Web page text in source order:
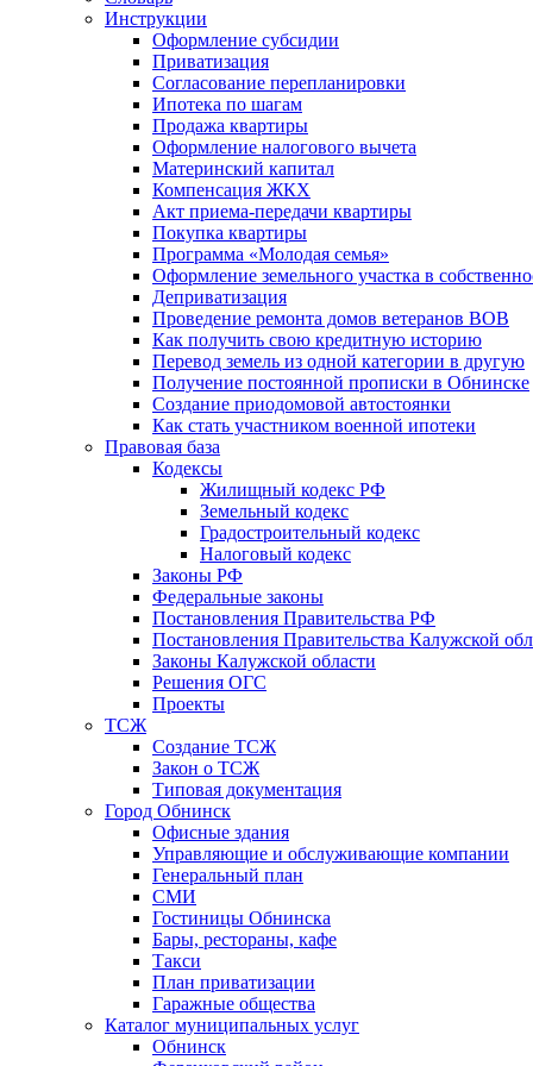
Инструкции
Оформление субсидии
Приватизация
Согласование перепланировки
Ипотека по шагам
Продажа квартиры
Оформление налогового вычета
Материнский капитал
Компенсация ЖКХ
Акт приема-передачи квартиры
Покупка квартиры
Программа «Молодая семья»
Оформление земельного участка в
Деприватизация
Проведение ремонта домов ветеранов ВОВ
Как получить свою кредитную историю
Перевод земель из одной категории в другую
Получение постоянной прописки в Обнинске
Создание приодомовой автостоянки
Как стать участником военной ипотеки
Правовая база
Кодексы
Жилищный кодекс РФ
Земельный кодекс
Градостроительный кодекс
Налоговый кодекс
Законы РФ
Федеральные законы
Постановления Правительства РФ
Постановления Правительства Калужской
Законы Калужской области
Решения ОГС
Проекты
ТСЖ
Создание ТСЖ
Закон о ТСЖ
Типовая документация
Город Обнинск
Офисные здания
Управляющие и обслуживающие компании
Генеральный план
СМИ
Гостиницы Обнинска
Бары, рестораны, кафе
Такси
План приватизации
Гаражные общества
Каталог муниципальных услуг
Обнинск